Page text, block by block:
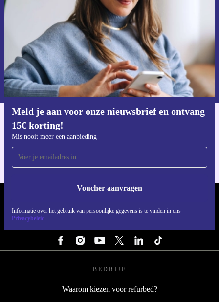
Meld je aan voor onze nieuwsbrief en ontvang
15€ korting!
Mis nooit meer een aanbieding
Voucher aanvragen
Informatie over het gebruik van persoonlijke gegevens is te vinden in ons
Privacybeleid
Mis nooit meer een aanbieding.
Voucher aanvragen
Informatie over het gebruik van persoonsgegevens vind je in ons
privacybeleid.
Voor iOS en Android
BEDRIJF
Waarom kiezen voor refurbed?